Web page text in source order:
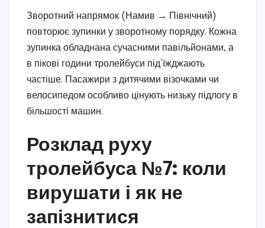
Зворотний напрямок (Намив → Північний)
повторює зупинки у зворотному порядку. Кожна
зупинка обладнана сучасними павільйонами, а
в пікові години тролейбуси під’їжджають
частіше. Пасажири з дитячими візочками чи
велосипедом особливо цінують низьку підлогу в
більшості машин.
Розклад руху
тролейбуса №7: коли
вирушати і як не
запізнитися